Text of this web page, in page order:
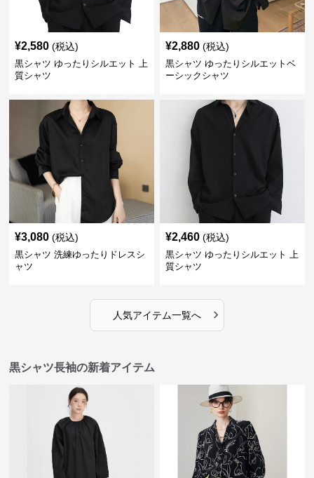
¥2,580 (税込)
黒シャツ ゆったりシルエット 上
質シャツ
¥2,880 (税込)
黒シャツ ゆったりシルエットベ
ーシックシャツ
¥3,080 (税込)
黒シャツ 洗練ゆったりドレスシ
ャツ
¥2,460 (税込)
黒シャツ ゆったりシルエット 上
質シャツ
人気アイテム一覧へ ›
黒シャツ長袖の新着アイテム